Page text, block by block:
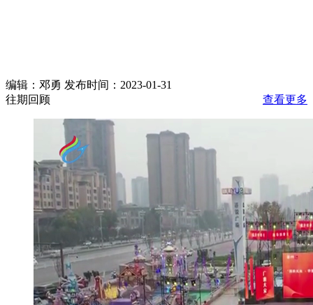
编辑：邓勇 发布时间：2023-01-31
往期回顾
查看更多